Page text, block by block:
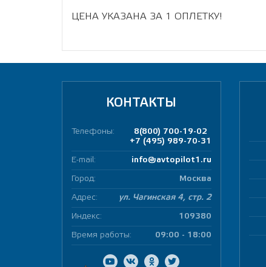
ЦЕНА УКАЗАНА ЗА 1 ОПЛЕТКУ!
КОНТАКТЫ
Телефоны:
8(800) 700-19-02
+7 (495) 989-70-31
E-mail: info@avtopilot1.ru
Город: Москва
Адрес: ул. Чагинская 4, стр. 2
Индекс: 109380
Время работы: 09:00 - 18:00